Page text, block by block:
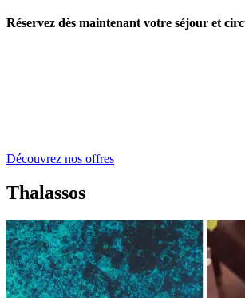
Réservez dès maintenant votre séjour et
Découvrez nos offres
Thalassos